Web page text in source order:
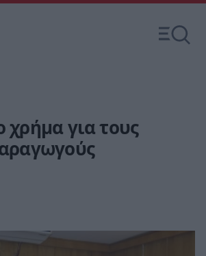
χρήμα για τους